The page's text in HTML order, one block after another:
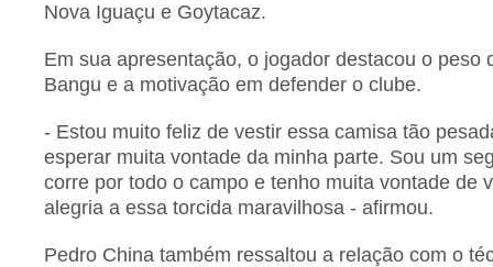
Nova Iguaçu e Goytacaz.
Em sua apresentação, o jogador destacou o peso
Bangu e a motivação em defender o clube.
- Estou muito feliz de vestir essa camisa tão
esperar muita vontade da minha parte. Sou um
corre por todo o campo e tenho muita vontade de
alegria a essa torcida maravilhosa - afirmou.
Pedro China também ressaltou a relação com o